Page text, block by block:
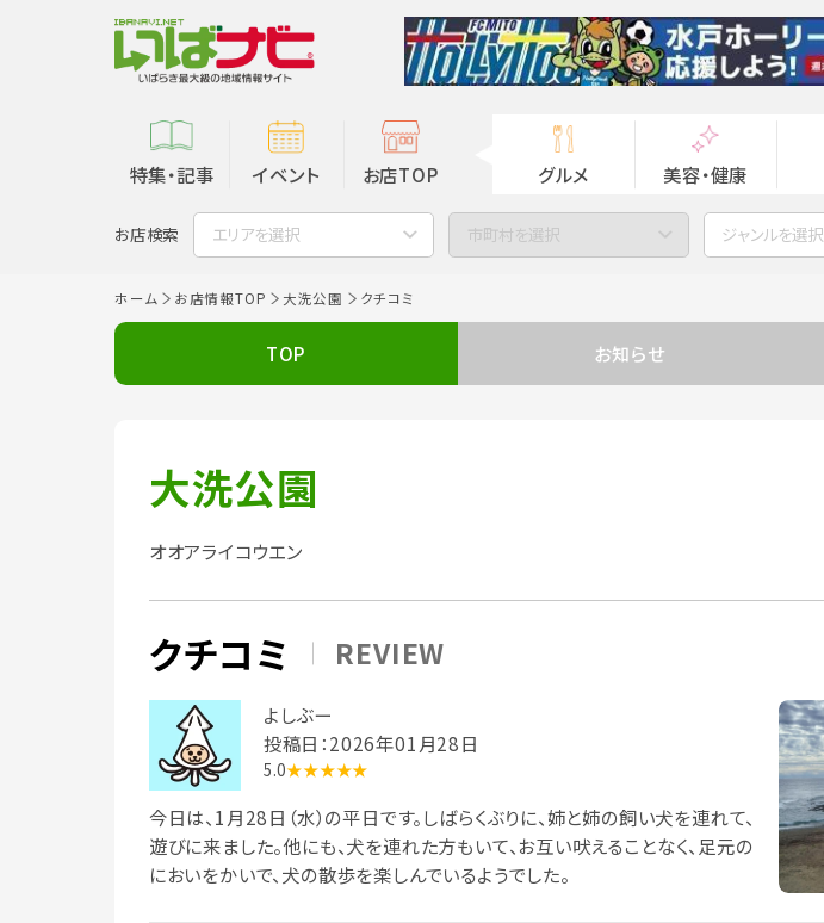
特集・記事 イベント お店TOP グルメ 美容・健康
お店検索 エリアを選択 市町村を選択 ジャンルを選択
ホーム お店情報TOP 大洗公園 クチコミ
TOP お知らせ
大洗公園
オオアライコウエン
クチコミ REVIEW
よしぶー
投稿日：2026年01月28日
5.0★★★★★
今日は、1月28日（水）の平日です。しばらくぶりに、姉と姉の飼い犬を連れて、
遊びに来ました。他にも、犬を連れた方もいて、お互い吠えることなく、足元の
においをかいで、犬の散歩を楽しんでいるようでした。